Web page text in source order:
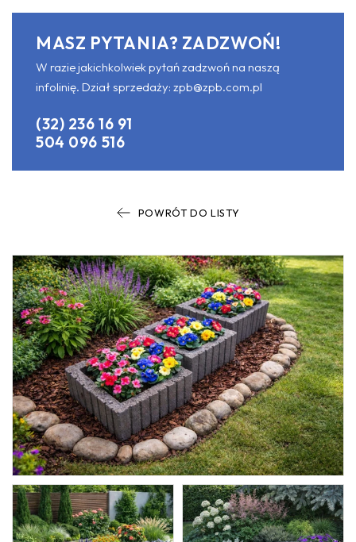
MASZ PYTANIA? ZADZWOŃ!
W razie jakichkolwiek pytań zadzwoń na naszą
infolinię. Dział sprzedaży: zpb@zpb.com.pl
(32) 236 16 91
504 096 516
POWRÓT DO LISTY